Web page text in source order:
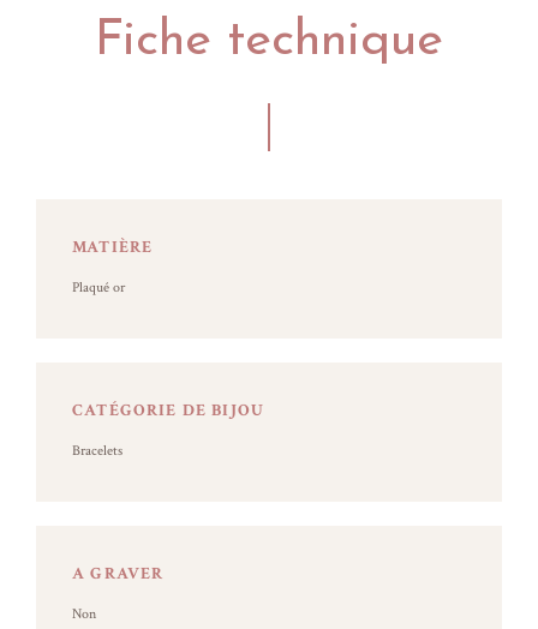
Fiche technique
MATIÈRE
Plaqué or
CATÉGORIE DE BIJOU
Bracelets
A GRAVER
Non